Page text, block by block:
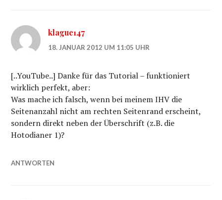
klague147
18. JANUAR 2012 UM 11:05 UHR
[..YouTube..] Danke für das Tutorial – funktioniert
wirklich perfekt, aber:
Was mache ich falsch, wenn bei meinem IHV die
Seitenanzahl nicht am rechten Seitenrand erscheint,
sondern direkt neben der Überschrift (z.B. die
Hotodianer 1)?
ANTWORTEN